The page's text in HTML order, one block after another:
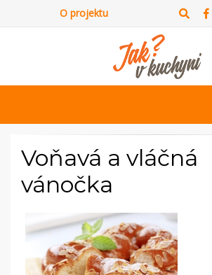
O projektu
Voňavá a vláčná
vánočka